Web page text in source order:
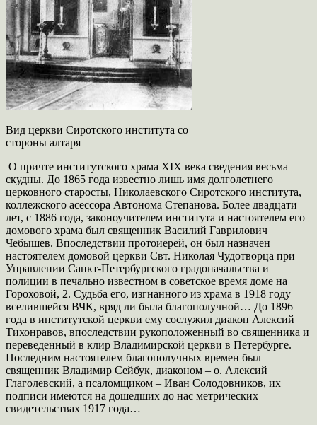
Вид церкви Сиротского института со
стороны алтаря
О причте институтского храма XIX века сведения весьма
скудны. До 1865 года известно лишь имя долголетнего
церковного старосты, Николаевского Сиротского института,
коллежского асессора Автонома Степанова. Более двадцати
лет, с 1886 года, законоучителем института и настоятелем его
домового храма был священник Василий Гаврилович
Чебышев. Впоследствии протоиерей, он был назначен
настоятелем домовой церкви Свт. Николая Чудотворца при
Управлении Санкт-Петербургского градоначальства и
полиции в печально известном в советское время доме на
Гороховой, 2. Судьба его, изгнанного из храма в 1918 году
вселившейся ВЧК, вряд ли была благополучной… До 1896
года в институтской церкви ему сослужил диакон Алексий
Тихонравов, впоследствии рукоположенный во священника и
переведенный в клир Владимирской церкви в Петербурге.
Последним настоятелем благополучных времен был
священник Владимир Сейбук, диаконом – о. Алексий
Глаголевский, а псаломщиком – Иван Солодовников, их
подписи имеются на дошедших до нас метрических
свидетельствах 1917 года…